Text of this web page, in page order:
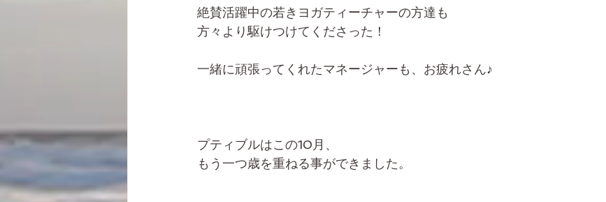
絶賛活躍中の若きヨガティーチャーの方達も
方々より駆けつけてくださった！
一緒に頑張ってくれたマネージャーも、お疲れさん♪
プティブルはこの10月、
もう一つ歳を重ねる事ができました。